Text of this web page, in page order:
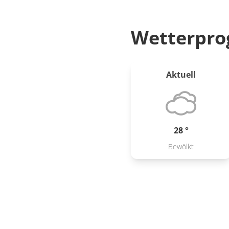
Aktuell
28 °
Bewölkt